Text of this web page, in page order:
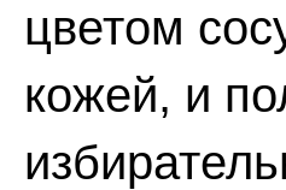
цветом
кожей, и